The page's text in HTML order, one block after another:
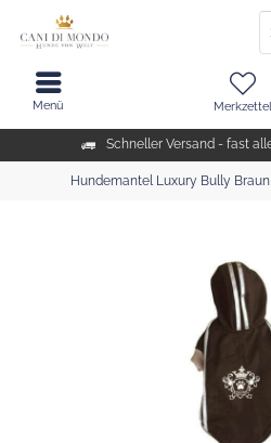
Schneller Versand - fast
Merkzettel
Menü
Hundemantel Luxury Bully Braun